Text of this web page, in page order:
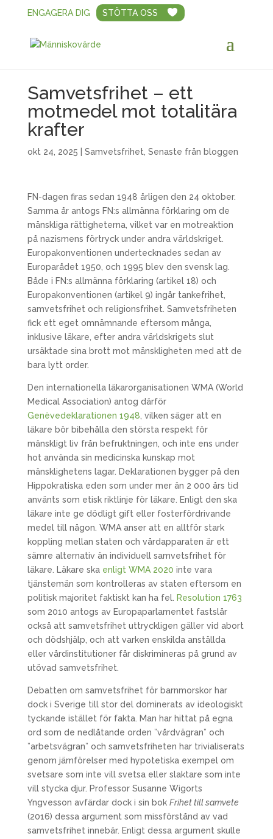
ENGAGERA DIG STÖTTA OSS
Samvetsfrihet – ett
motmedel mot totalitära
krafter
okt 24, 2025 Samvetsfrihet Senaste från bloggen
FN-dagen firas sedan 1948 årligen den 24 oktober.
Samma år antogs FN:s allmänna förklaring om de
mänskliga rättigheterna, vilket var en motreaktion
på nazismens förtryck under andra världskriget.
Europakonventionen undertecknades sedan av
Europarådet 1950, och 1995 blev den svensk lag.
Både i FN:s allmänna förklaring (artikel 18) och
Europakonventionen (artikel 9) ingår tankefrihet,
samvetsfrihet och religionsfrihet. Samvetsfriheten
fick ett eget omnämnande eftersom många,
inklusive läkare, efter andra världskrigets slut
ursäktade sina brott mot mänskligheten med att de
bara lytt order.
Den internationella läkarorganisationen WMA (World
Medical Association) antog därför
Genèvedeklarationen 1948 , vilken säger att en
läkare bör bibehålla den största respekt för
mänskligt liv från befruktningen, och inte ens under
hot använda sin medicinska kunskap mot
mänsklighetens lagar. Deklarationen bygger på den
Hippokratiska eden som under mer än 2 000 års tid
använts som etisk riktlinje för läkare. Enligt den ska
läkare inte ge dödligt gift eller fosterfördrivande
medel till någon. WMA anser att en alltför stark
koppling mellan staten och vårdapparaten är ett
sämre alternativ än individuell samvetsfrihet för
läkare. Läkare ska enligt WMA 2020 inte vara
tjänstemän som kontrolleras av staten eftersom en
politisk majoritet faktiskt kan ha fel. Resolution 1763
som 2010 antogs av Europaparlamentet fastslår
också att samvetsfrihet uttryckligen gäller vid abort
och dödshjälp, och att varken enskilda anställda
eller vårdinstitutioner får diskrimineras på grund av
utövad samvetsfrihet.
Debatten om samvetsfrihet för barnmorskor har
dock i Sverige till stor del dominerats av ideologiskt
tyckande istället för fakta. Man har hittat på egna
ord som de nedlåtande orden ”vårdvägran” och
”arbetsvägran” och samvetsfriheten har trivialiserats
genom jämförelser med hypotetiska exempel om
svetsare som inte vill svetsa eller slaktare som inte
vill stycka djur. Professor Susanne Wigorts
Yngvesson avfärdar dock i sin bok Frihet till samvete
(2016) dessa argument som missförstånd av vad
samvetsfrihet innebär. Enligt dessa argument skulle